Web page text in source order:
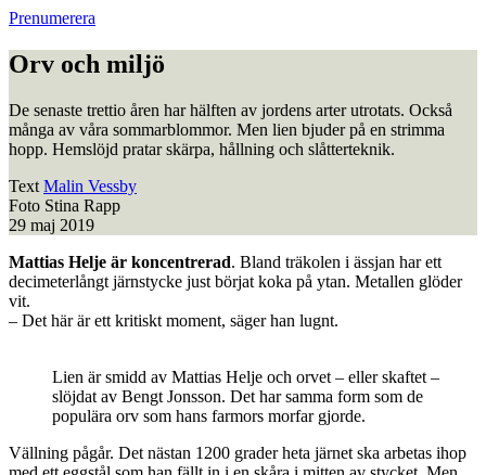
Prenumerera
Orv och miljö
De senaste trettio åren har hälften av jordens arter utrotats. Också
många av våra sommarblommor. Men lien bjuder på en strimma
hopp. Hemslöjd pratar skärpa, hållning och slåtterteknik.
Text Malin Vessby
Foto Stina Rapp
29 maj 2019
Mattias Helje är koncentrerad. Bland träkolen i ässjan har ett
decimeterlångt järnstycke just börjat koka på ytan. Metallen glöder
vit.
– Det här är ett kritiskt moment, säger han lugnt.
Lien är smidd av Mattias Helje och orvet – eller skaftet –
slöjdat av Bengt Jonsson. Det har samma form som de
populära orv som hans farmors morfar gjorde.
Vällning pågår. Det nästan 1200 grader heta järnet ska arbetas ihop